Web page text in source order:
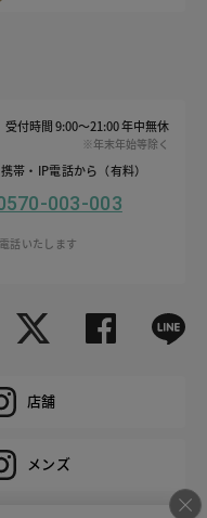
受付時間 9:00～21:00 年中無休
※年末年始等除く
携帯・IP電話から（有料）
003-003
話いたします
店舗
メンズ